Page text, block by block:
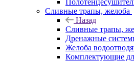
Сливные трапы, желоба
Назад
Сливные трапы,
Дренажные
Желоба
Комплектующие